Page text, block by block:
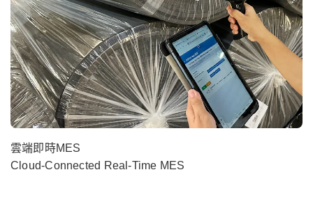
雲端即時MES
Cloud-Connected Real-Time MES